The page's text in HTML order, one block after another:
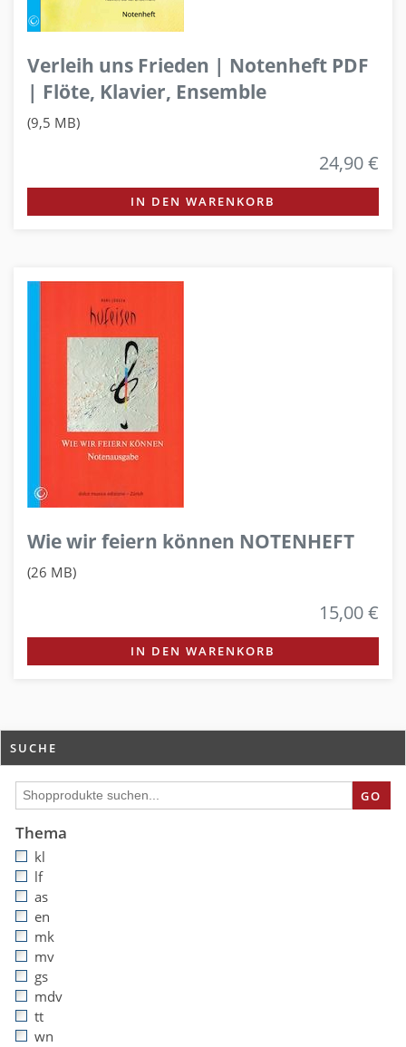
Verleih uns Frieden | Notenheft PDF
| Flöte, Klavier, Ensemble
(9,5 MB)
24,90 €
IN DEN WARENKORB
Wie wir feiern können NOTENHEFT
(26 MB)
15,00 €
IN DEN WARENKORB
SUCHE
GO
Thema
kl
lf
as
en
mk
mv
gs
mdv
tt
wn